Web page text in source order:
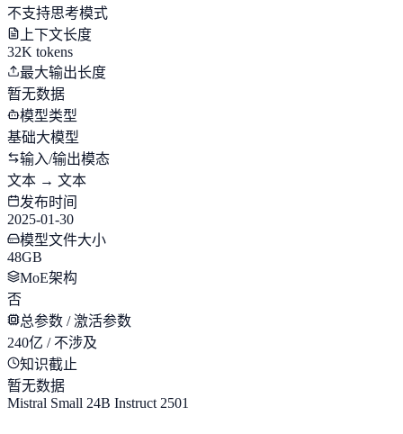
不支持思考模式
上下文长度
32K tokens
最大输出长度
暂无数据
模型类型
基础大模型
输入/输出模态
文本 → 文本
发布时间
2025-01-30
模型文件大小
48GB
MoE架构
否
总参数 / 激活参数
240亿 / 不涉及
知识截止
暂无数据
Mistral Small 24B Instruct 2501